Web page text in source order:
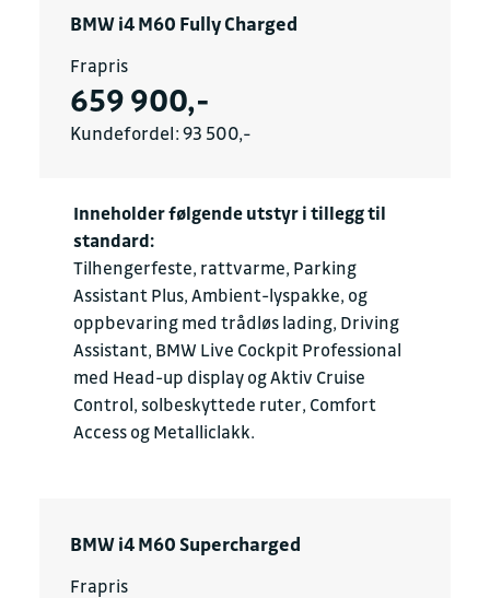
BMW i4 M60 Fully Charged
Frapris
Kundefordel: 93 500,-
659 900,-
Inneholder følgende utstyr i tillegg til
standard:
Tilhengerfeste, rattvarme, Parking
Assistant Plus, Ambient-lyspakke, og
oppbevaring med trådløs lading, Driving
Assistant, BMW Live Cockpit Professional
med Head-up display og Aktiv Cruise
Control, solbeskyttede ruter, Comfort
Access og Metalliclakk.
BMW i4 M60 Supercharged
Frapris